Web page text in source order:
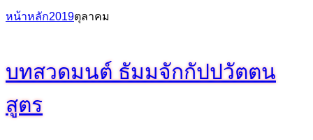
หน้าหลัก2019ตุลาคม
บทสวดมนต์ ธัมมจักกัปปวัตตน
สูตร